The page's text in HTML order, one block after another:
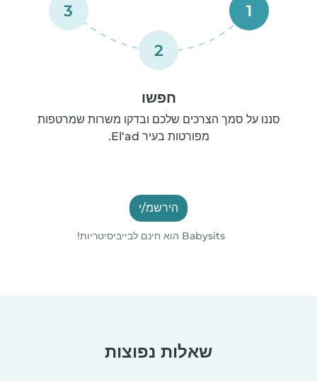
1
2
3
חפשו
סננו על סמך הצרכים שלכם ובדקו משרות שמרטפות
מפורטות בעיר El‘ad.
הירשמ/י
Babysits הוא חינם לבייביסיטריות!
שאלות נפוצות